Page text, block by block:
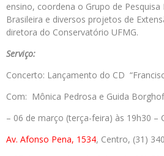
ensino, coordena o Grupo de Pesquisa
Brasileira e diversos projetos de
diretora do Conservatório UFMG.
Serviço:
Concerto: Lançamento do CD
Com: Mônica Pedrosa e Guida
– 06 de março (terça-feira) às 19h30 –
Av. Afonso Pena, 1534, Centro, (31)